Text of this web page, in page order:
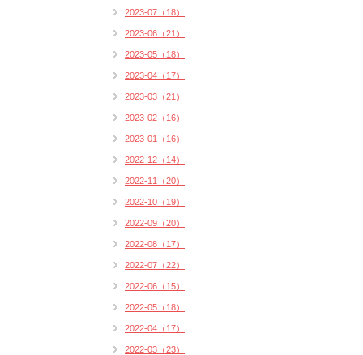
2023-07（18）
2023-06（21）
2023-05（18）
2023-04（17）
2023-03（21）
2023-02（16）
2023-01（16）
2022-12（14）
2022-11（20）
2022-10（19）
2022-09（20）
2022-08（17）
2022-07（22）
2022-06（15）
2022-05（18）
2022-04（17）
2022-03（23）